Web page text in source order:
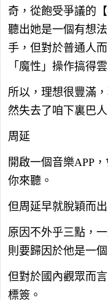
奇，從飽受爭議的
聽出她是一個有想
手，但對於普通人
「魔性」操作搞得
所以，理想很豐滿
然失去了咱下裏巴人
周延
開啟一個音樂APP
你來聽。
但周延早就脫穎而出
原因不外乎三點，
則要歸因於他是一
但對於國內觀眾而
標簽。